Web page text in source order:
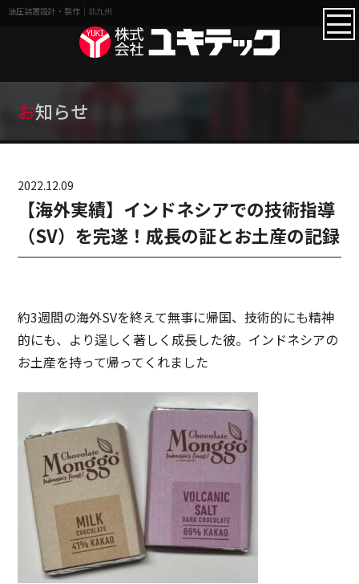
油圧装置設計・製作｜北九州
お知らせ
2022.12.09
【海外実績】インドネシアでの技術指導
（SV）を完遂！成長の証とお土産の記録
約3週間の海外SVを終えて無事に帰国、技術的にも精神
的にも、より逞しく著しく成長した彼。インドネシアの
お土産を持って帰ってくれました